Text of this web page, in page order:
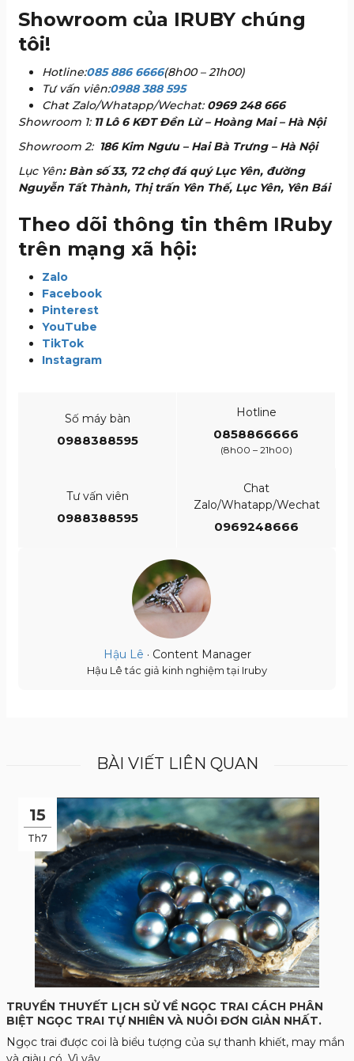
Showroom của IRUBY chúng
tôi!
Hotline:085 886 6666(8h00 – 21h00)
Tư vấn viên:0988 388 595
Chat Zalo/Whatapp/Wechat: 0969 248 666
Showroom 1: 11 Lô 6 KĐT Đền Lừ – Hoàng Mai – Hà Nội
Showroom 2: 186 Kim Ngưu – Hai Bà Trưng – Hà Nội
Lục Yên: Bàn số 33, 72 chợ đá quý Lục Yên, đường
Nguyễn Tất Thành, Thị trấn Yên Thế, Lục Yên, Yên Bái
Theo dõi thông tin thêm IRuby
trên mạng xã hội:
Zalo
Facebook
Pinterest
YouTube
TikTok
Instagram
Số máy bàn
0988388595
Hotline
0858866666
(8h00 – 21h00)
Tư vấn viên
0988388595
Chat
Zalo/Whatapp/Wechat
0969248666
Hậu Lê · Content Manager
Hậu Lê tác giả kinh nghiệm tại Iruby
BÀI VIẾT LIÊN QUAN
15
Th7
TRUYỀN THUYẾT LỊCH SỬ VỀ NGỌC TRAI CÁCH PHÂN
BIỆT NGỌC TRAI TỰ NHIÊN VÀ NUÔI ĐƠN GIẢN NHẤT.
Ngọc trai được coi là biểu tượng của sự thanh khiết, may mắn